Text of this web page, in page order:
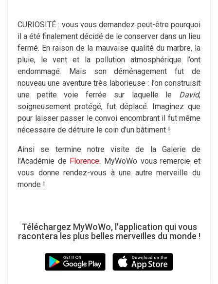
CURIOSITÉ : vous vous demandez peut-être pourquoi
il a été finalement décidé de le conserver dans un lieu
fermé. En raison de la mauvaise qualité du marbre, la
pluie, le vent et la pollution atmosphérique l’ont
endommagé. Mais son déménagement fut de
nouveau une aventure très laborieuse : l’on construisit
une petite voie ferrée sur laquelle le David,
soigneusement protégé, fut déplacé. Imaginez que
pour laisser passer le convoi encombrant il fut même
nécessaire de détruire le coin d’un bâtiment !
Ainsi se termine notre visite de la Galerie de
l’Académie de Florence. MyWoWo vous remercie et
vous donne rendez-vous à une autre merveille du
monde !
Téléchargez MyWoWo, l'application qui vous
racontera les plus belles merveilles du monde !